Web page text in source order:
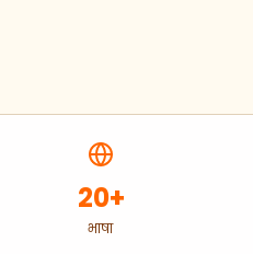
20+
भाषा